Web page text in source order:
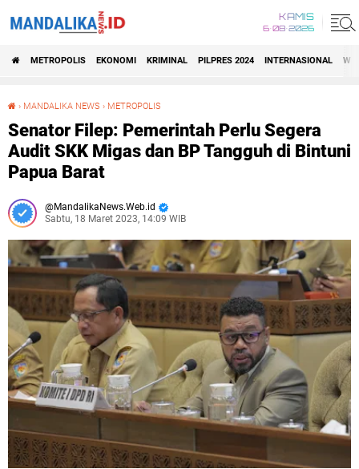
KAMIS
6•08•2026
METROPOLIS EKONOMI KRIMINAL PILPRES 2024 INTERNASIONAL
› MANDALIKA NEWS › METROPOLIS
Senator Filep: Pemerintah Perlu Segera
Audit SKK Migas dan BP Tangguh di Bintuni
Papua Barat
MandalikaNews.Web.id
Sabtu, 18 Maret 2023, 14:09 WIB